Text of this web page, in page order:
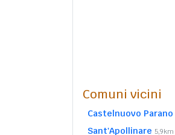
Comuni vicini
Castelnuovo Parano
Sant'Apollinare 5,9km